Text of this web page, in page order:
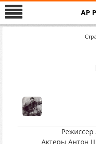
AP
Актеры Антон